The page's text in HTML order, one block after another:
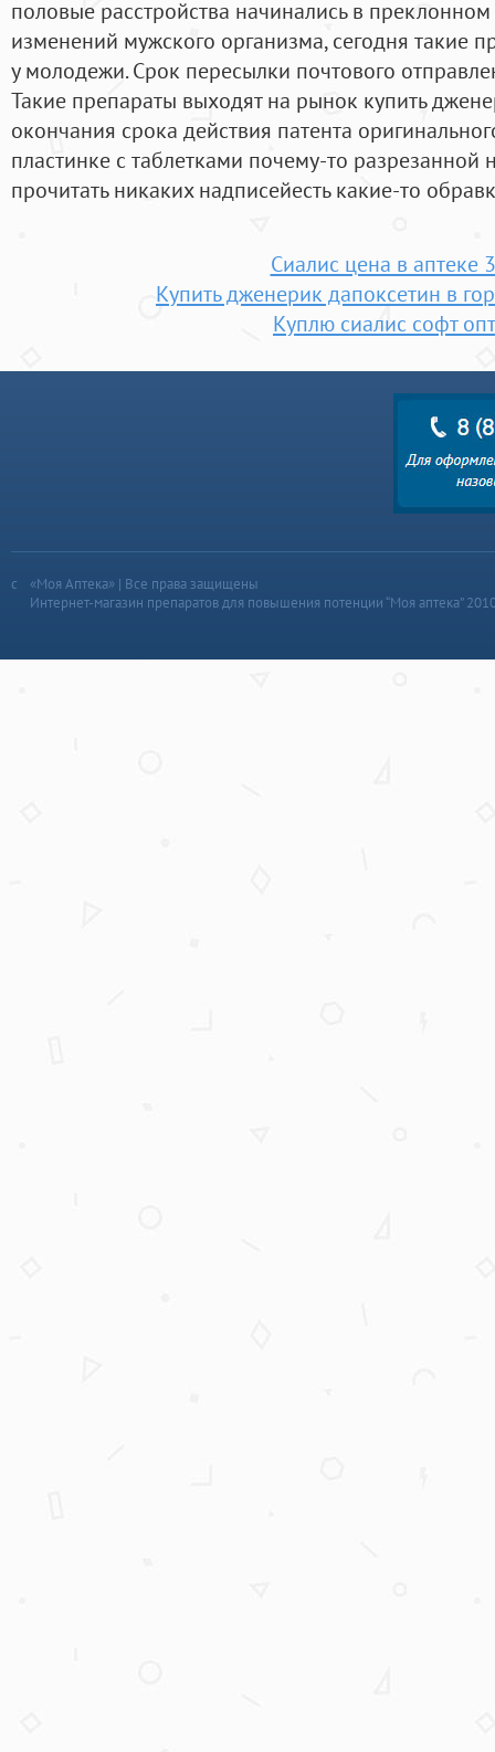
половые расстройства начинались в
изменений мужского организма, сегодня такие
у молодежи. Срок пересылки почтового
Такие препараты выходят на рынок купить
окончания срока действия патента
пластинке с таблетками почему-то разрезанной
прочитать никаких надписейесть какие-то
Сиалис цена в аптеке
Купить дженерик дапоксетин в
Куплю сиалис софт
«Моя Аптека» | Все права защищены
Интернет-магазин препаратов для повышения потенции “Моя аптека”